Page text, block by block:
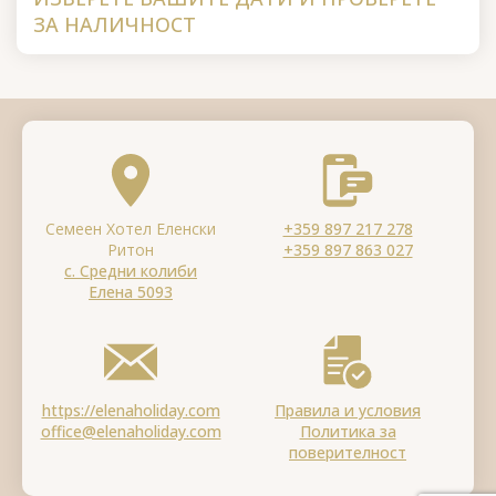
ЗА НАЛИЧНОСТ
Семеен Хотел Еленски
Ритон
с. Средни колиби
Елена 5093
+359 897 217 278
+359 897 863 027
https://elenaholiday.com
office@elenaholiday.com
Правила и условия
Политика за
поверителност